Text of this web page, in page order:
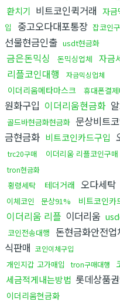
환치기 비트코인퀵거래 자금
입
중고오다대포통장 잡코인
선물현금인출 usdt현금화
금은돈믹싱 돈믹싱업체 자금
리플코인대행 자금믹싱업체
이더리움메타마스크 휴대폰결
원화구입 이더리움현금화
골드바현금화현금화 문상비트
금현금화 비트코인카드구입
trc20구매 이더리움 리플코인구매
tron현금화
횡령세탁 테더거래 오다세탁
이체코인 문상91% 비트코인카
이더리움 리플 이더리움
코인전송대행
돈현금화안전업
식판매 코인이체구입
개인지갑 고가매입 tron구매대행
세금적게내는방법 롯데상품
이더리움현금화